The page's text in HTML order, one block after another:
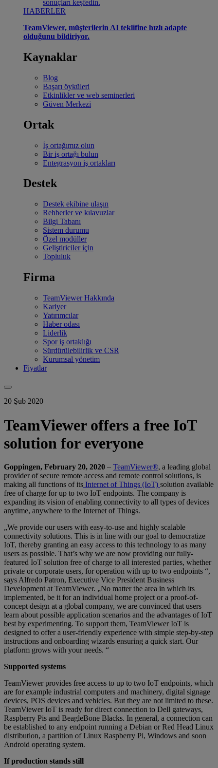
sonuçları keşfedin.
HABERLER
TeamViewer, müşterilerin AI teklifine hızlı adapte
olduğunu bildiriyor.
Kaynaklar
Blog
Başarı öyküleri
Etkinlikler ve web seminerleri
Güven Merkezi
Ortak
İş ortağımız olun
Bir iş ortağı bulun
Entegrasyon iş ortakları
Destek
Destek ekibine ulaşın
Rehberler ve kılavuzlar
Bilgi Tabanı
Sistem durumu
Özel modüller
Geliştiriciler için
Topluluk
Firma
TeamViewer Hakkında
Kariyer
Yatırımcılar
Haber odası
Liderlik
Spor iş ortaklığı
Sürdürülebilirlik ve CSR
Kurumsal yönetim
Fiyatlar
20 Şub 2020
TeamViewer offers a free IoT
solution for everyone
Goppingen, February 20, 2020 – TeamViewer®, a leading global
provider of secure remote access and remote control solutions, is
making all functions of its Internet of Things (IoT) solution available
free of charge for up to two IoT endpoints. The company is
expanding its vision of enabling connectivity to all types of devices
anytime, anywhere to the Internet of Things.
„We provide our users with easy-to-use and highly scalable
connectivity solutions. This is in line with our goal to democratize
IoT, thereby granting an easy access to this technology to as many
users as possible. That’s why we are now providing our fully-
featured IoT solution free of charge to all interested parties, whether
private or corporate users, for operation with up to two endpoints “,
says Alfredo Patron, Executive Vice President Business
Development at TeamViewer. „No matter the area in which its
implemented, be it for an individual home project or a proof-of-
concept design at a global company, we are convinced that users
learn about possible application scenarios and the advantages of IoT
best by experimenting. To support them, TeamViewer IoT is
designed to offer a user-friendly experience with simple step-by-step
instructions and onboarding wizards ensuring a quick start. Our
platform grows with your needs. “
Supported systems
TeamViewer provides free access to up to two IoT endpoints, which
are for example industrial computers and machinery, digital signage
devices, POS devices and vehicles. But they are not limited to these.
TeamViewer IoT is ready for direct connection to Dell gateways,
Raspberry Pis and BeagleBone Blacks. In general, a connection can
be established to any endpoint running a Debian or Red Head Linux
distribution, a partition of Linux Raspberry Pi, Windows and soon
Android operating system.
If production stands still